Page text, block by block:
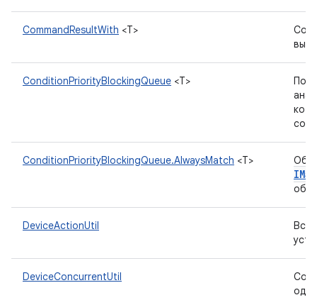
CommandResultWith <T>
ConditionPriorityBlockingQueue <T>
ConditionPriorityBlockingQueue.AlwaysMatch <T>
DeviceActionUtil
DeviceConcurrentUtil